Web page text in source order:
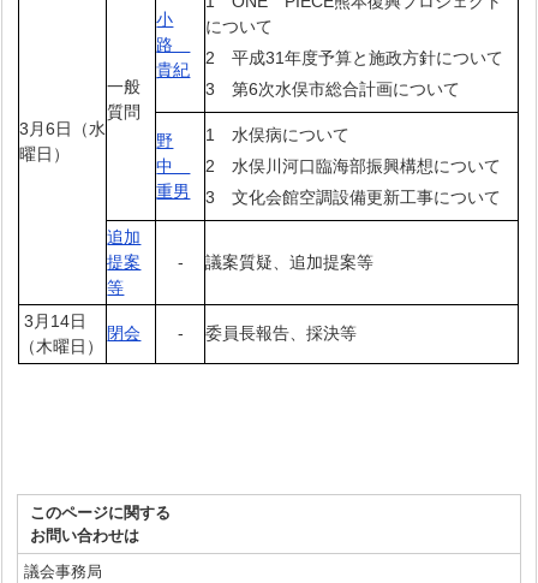
3月6日（水
曜日）
一般
質問
小
路
貴紀
について
2 平成31年度予算と施政方針について
3 第6次水俣市総合計画について
野
中
重男
1 水俣病について
2 水俣川河口臨海部振興構想について
3 文化会館空調設備更新工事について
追加
提案
等
- 議案質疑、追加提案等
3月14日
（木曜日）
閉会 - 委員長報告、採決等
このページに関する
お問い合わせは
議会事務局